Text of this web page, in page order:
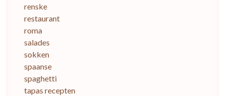
renske
restaurant
roma
salades
sokken
spaanse
spaghetti
tapas recepten